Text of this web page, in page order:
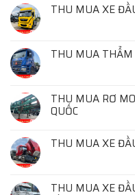
THU MUA XE
THU MUA THẨM
THU MUA RƠ
QUỐC
THU MUA XE
THU MUA XE